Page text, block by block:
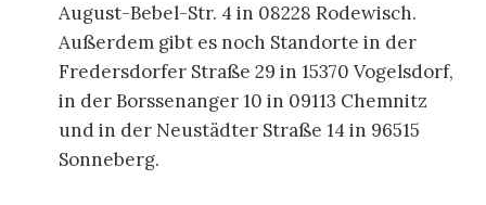
August-Bebel-Str. 4 in 08228 Rodewisch.
Außerdem gibt es noch Standorte in der
Fredersdorfer Straße 29 in 15370 Vogelsdorf,
in der Borssenanger 10 in 09113 Chemnitz
und in der Neustädter Straße 14 in 96515
Sonneberg.